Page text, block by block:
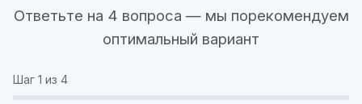
Ответьте на 4 вопроса — мы порекомендуем
оптимальный вариант
Шаг 1 из 4